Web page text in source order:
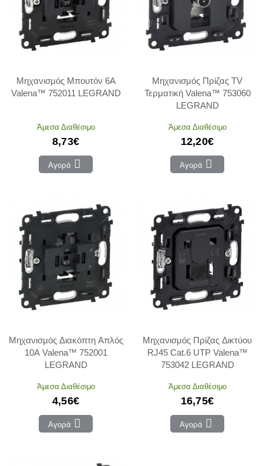
Μηχανισμός Μπουτόν 6Α
Valena™ 752011 LEGRAND
Άμεσα Διαθέσιμο
8,73€
Αγορά
Μηχανισμός Πρίζας TV
Τερματική Valena™ 753060
LEGRAND
Άμεσα Διαθέσιμο
12,20€
Αγορά
Μηχανισμός Διακόπτη Απλός
10A Valena™ 752001
LEGRAND
Άμεσα Διαθέσιμο
4,56€
Αγορά
Μηχανισμός Πρίζας Δικτύου
RJ45 Cat.6 UTP Valena™
753042 LEGRAND
Άμεσα Διαθέσιμο
16,75€
Αγορά